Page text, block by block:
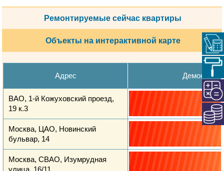
Ремонтируемые сейчас квартиры
Объекты на интерактивной карте
Адрес
ВАО, 1-й Кожуховский проезд,
19 к.3
Москва, ЦАО, Новинский
бульвар, 14
Москва, СВАО, Изумрудная